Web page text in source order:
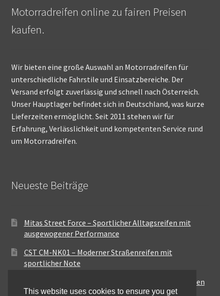
Motorradreifen online zu fairen Preisen
kaufen.
Wir bieten eine große Auswahl an Motorradreifen für
unterschiedliche Fahrstile und Einsatzbereiche. Der
Versand erfolgt zuverlässig und schnell nach Österreich.
Unser Hauptlager befindet sich in Deutschland, was kurze
Lieferzeiten ermöglicht. Seit 2011 stehen wir für
Erfahrung, Verlässlichkeit und kompetenten Service rund
um Motorradreifen.
Neueste Beiträge
Mitas Street Force – Sportlicher Alltagsreifen mit
ausgewogener Performance
CST CM-NK01 – Moderner Straßenreifen mit
sportlicher Note
Maxxis MA-ST3 – Ausgewogener Sport-Touring-Reifen
für vielseitige Einsätze
This website uses cookies to ensure you get